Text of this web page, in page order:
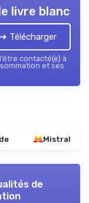
livre blanc
➔ Télécharger
contacté(e) à
et ses
Mistral
de